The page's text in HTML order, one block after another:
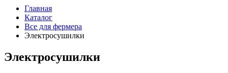
Главная
Каталог
Все для фермера
Электросушилки
Электросушилки